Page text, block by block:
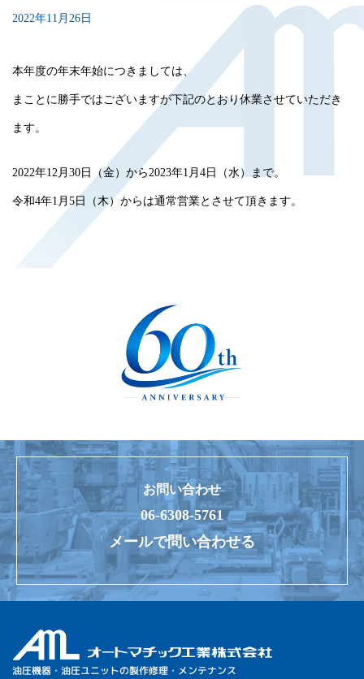
2022年11月26日
本年度の年末年始につきましては、
まことに勝手ではございますが下記のとおり休業させていただき
ます。
2022年12月30日（金）から2023年1月4日（水）まで。
令和4年1月5日（木）からは通常営業とさせて頂きます。
お問い合わせ
06-6308-5761
メールで問い合わせる
油圧機器・油圧ユニットの製作修理・メンテナンス